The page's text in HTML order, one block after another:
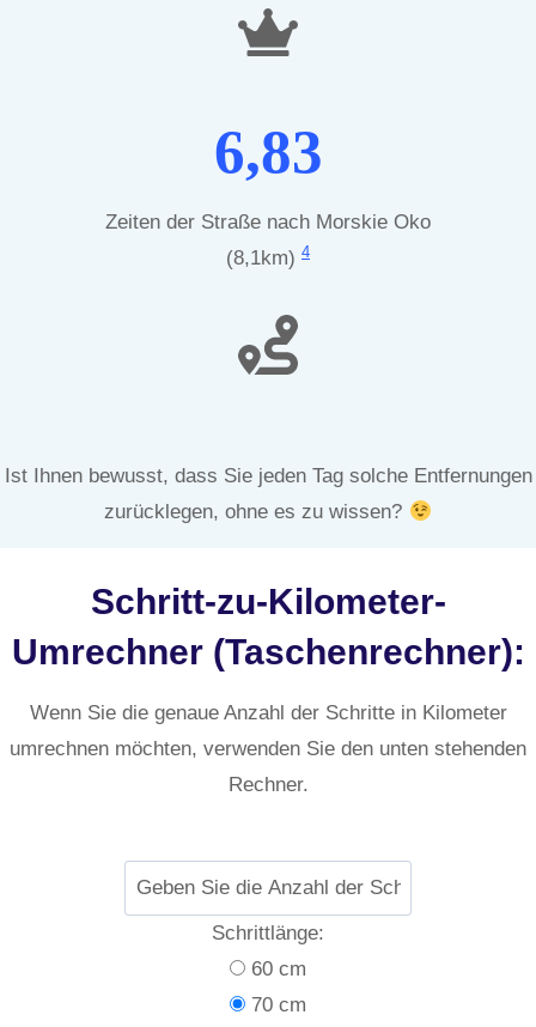
6,83
Zeiten der Straße nach Morskie Oko
(8,1km) 4
Ist Ihnen bewusst, dass Sie jeden Tag solche Entfernungen
zurücklegen, ohne es zu wissen?
Schritt-zu-Kilometer-
Umrechner (Taschenrechner):
Wenn Sie die genaue Anzahl der Schritte in Kilometer
umrechnen möchten, verwenden Sie den unten stehenden
Rechner.
Schrittlänge:
60 cm
70 cm